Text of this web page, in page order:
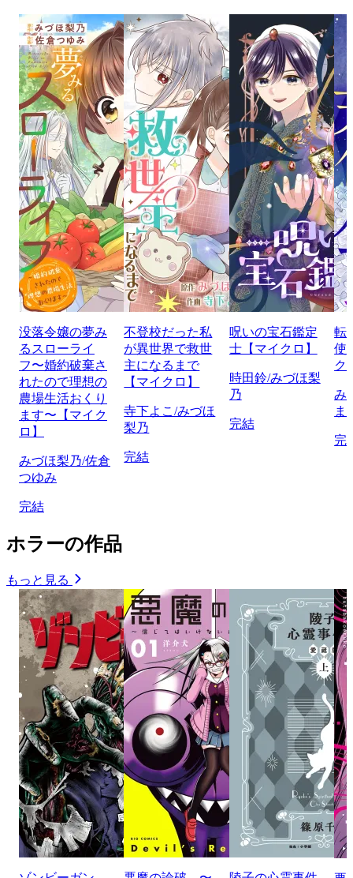
没落令嬢の夢み
るスローライ
フ〜婚約破棄さ
れたので理想の
農場生活おくり
ます〜【マイク
ロ】
みづほ梨乃/佐倉
つゆみ
完結
不登校だった私
が異世界で救世
主になるまで
【マイクロ】
寺下よこ/みづほ
梨乃
完結
呪いの宝石鑑定
士【マイクロ】
時田鈴/みづほ梨
乃
完結
転
使
ク
み
ま
完
ホラーの作品
もっと見る